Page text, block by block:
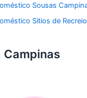
Sousas
Sitios de